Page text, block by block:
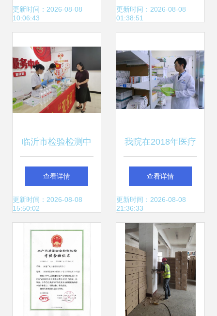
建引领铸匠心 筑牢
更新时间：2026-08-08
10:06:43
检测服务详解 支持
准测量
更新时间：2026-08-08
01:38:51
临沂市检验检测中
心走进京韵园社区
开展“双报到”志愿
服务，聚焦农产品
质量安全科普
查看详情
更新时间：2026-08-08
15:50:02
我院在2018年医疗
机构医疗服务质量
管理检查中荣获第
一名
查看详情
更新时间：2026-08-08
21:36:33